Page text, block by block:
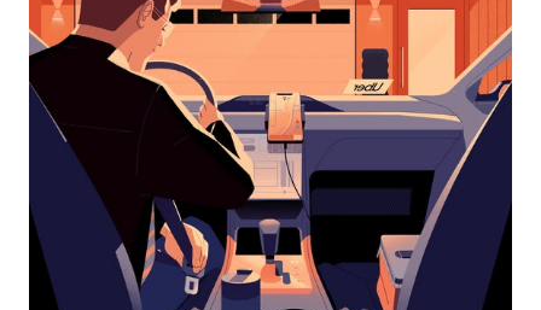
calendrier
et
sélectionner
une
date.
Appuyez
d'échappement
pour
fermer
calendrier.